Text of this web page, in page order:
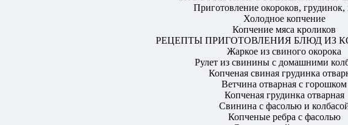
Приготовление окороков, грудинок,
Холодное копчение
Копчение мяса кроликов
РЕЦЕПТЫ ПРИГОТОВЛЕНИЯ БЛЮД ИЗ
Жаркое из свиного окорока
Рулет из свинины с домашними
Копченая свиная грудинка
Ветчина отварная с горошком
Копченая грудинка отварная
Свинина с фасолью и
Копченые ребра с фасолью